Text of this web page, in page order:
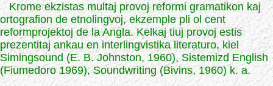
Krome ekzistas multaj provoj reformi gramatikon kaj
ortografion de etnolingvoj, ekzemple pli ol cent
reformprojektoj de la Angla. Kelkaj tiuj provoj estis
prezentitaj ankau en interlingvistika literaturo, kiel
Simingsound (E. B. Johnston, 1960), Sistemizd English
(Fiumedoro 1969), Soundwriting (Bivins, 1960) k. a.